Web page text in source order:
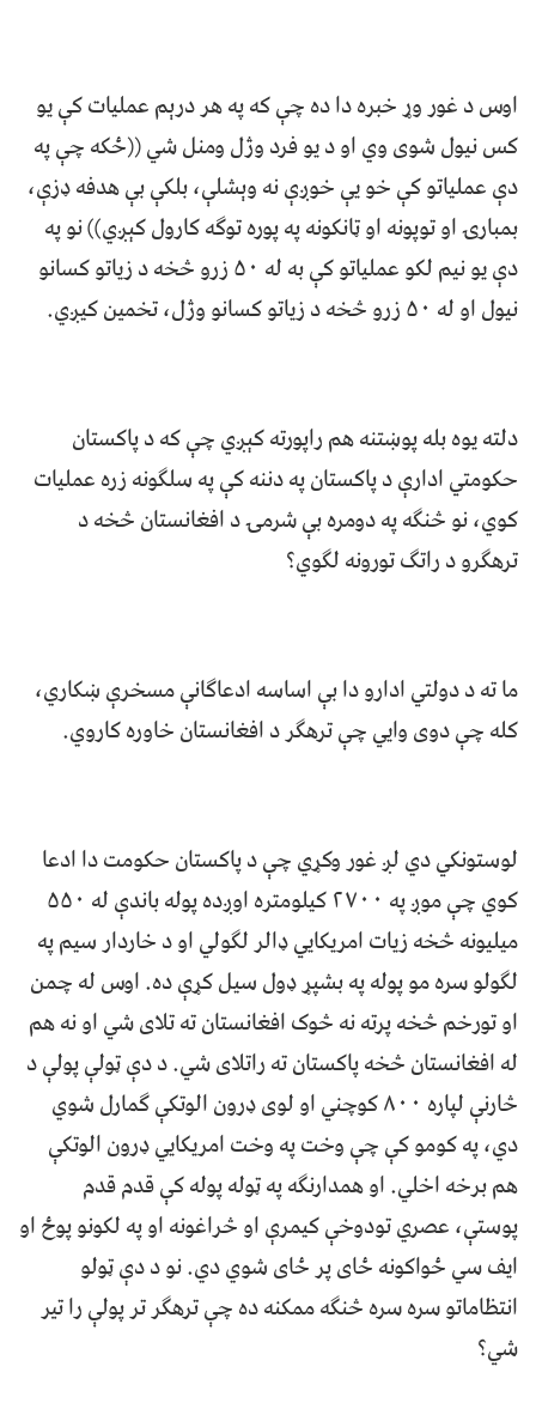
اوس د غور وړ خبره دا ده چې که په هر درېم عملیات کې یو
کس نیول شوی وي او د یو فرد وژل ومنل شي ((ځکه چې په
دې عملیاتو کې خو یې خوږې نه وېشلې، بلکې بې هدفه ډزې،
بمبارۍ او توپونه او ټانکونه په پوره توګه کارول کېږي)) نو په
دې يو نيم لکو عملیاتو کې به له ۵۰ زرو څخه د زیاتو کسانو
نیول او له ۵۰ زرو څخه د زیاتو کسانو وژل، تخمين کيږي.
دلته یوه بله پوښتنه هم راپورته کېږي چې که د پاکستان
حکومتي ادارې د پاکستان په دننه کې په سلګونه زره عملیات
کوي، نو څنګه په دومره بې شرمۍ د افغانستان څخه د
ترهګرو د راتګ تورونه لګوي؟
ما ته د دولتي ادارو دا بې اساسه ادعاګانې مسخرې ښکاري،
کله چې دوی وايي چې ترهګر د افغانستان خاوره کاروي.
لوستونکي دي لږ غور وکړي چې د پاکستان حکومت دا ادعا
کوي چې موږ په ۲۷۰۰ کیلومتره اوږده پوله باندې له ۵۵۰
میلیونه څخه زیات امریکایي ډالر لګولي او د خاردار سيم په
لګولو سره مو پوله په بشپړ ډول سیل کړې ده. اوس له چمن
او تورخم څخه پرته نه څوک افغانستان ته تلای شي او نه هم
له افغانستان څخه پاکستان ته راتلای شي. د دې ټولې پولې د
څارنې لپاره ۸۰۰ کوچني او لوی ډرون الوتکې ګمارل شوي
دي، په کومو کې چې وخت په وخت امریکایي ډرون الوتکې
هم برخه اخلي. او همدارنګه په ټوله پوله کې قدم قدم
پوستې، عصري تودوخې کیمرې او څراغونه او په لکونو پوځ او
ایف سي ځواکونه ځای پر ځای شوي دي. نو د دې ټولو
انتظاماتو سره سره څنګه ممکنه ده چې ترهګر تر پولې را تير
شي؟